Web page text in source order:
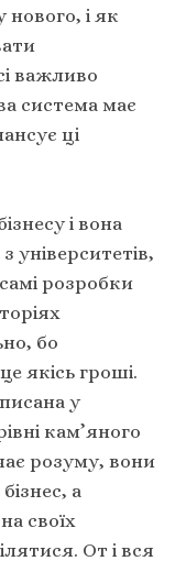
і як
важливо
система має
ці
і вона
розробки
бо
якісь гроші.
у
кам’яного
розуму, вони
а
своїх
От і вся